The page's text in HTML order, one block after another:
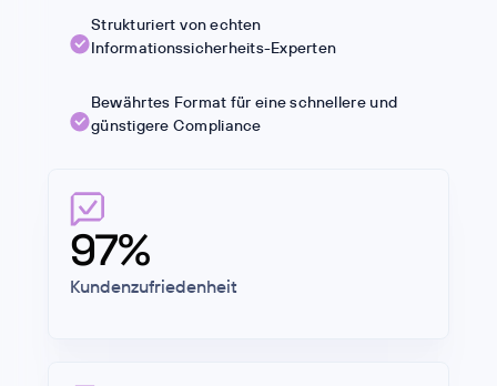
Strukturiert von echten
Informationssicherheits-Experten
Bewährtes Format für eine schnellere und
günstigere Compliance
97%
Kundenzufriedenheit